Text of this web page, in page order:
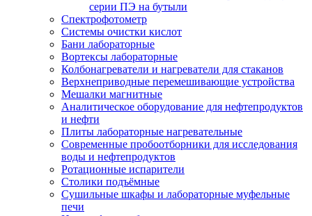
серии ПЭ на бутыли
Спектрофотометр
Системы очистки кислот
Бани лабораторные
Вортексы лабораторные
Колбонагреватели и нагреватели для стаканов
Верхнеприводные перемешивающие устройства
Мешалки магнитные
Аналитическое оборудование для нефтепродуктов
и нефти
Плиты лабораторные нагревательные
Современные пробоотборники для исследования
воды и нефтепродуктов
Ротационные испарители
Столики подъёмные
Сушильные шкафы и лабораторные муфельные
печи